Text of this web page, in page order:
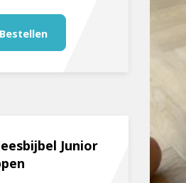
Bestellen
Junior